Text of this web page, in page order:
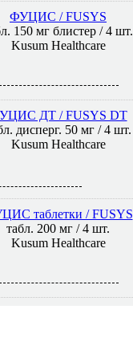
ФУЦИС / FUSYS
150 мг блистер / 4 шт.
Kusum Healthcare
ДТ / FUSYS DT
дисперг. 50 мг / 4 шт.
Kusum Healthcare
таблетки / FUSYS
табл. 200 мг / 4 шт.
Kusum Healthcare